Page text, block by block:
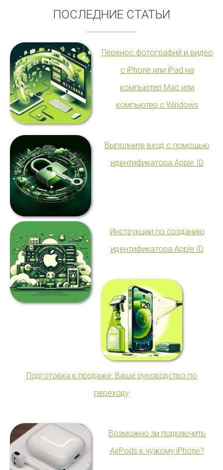
ПОСЛЕДНИЕ СТАТЬИ
Перенос фотографий и видео
с iPhone или iPad на
компьютер Mac или
компьютер с Windows
Выполните вход с помощью
идентификатора Apple ID
Инструкции по созданию
идентификатора Apple ID
Подготовка к продаже: Ваше руководство по
переходу
Возможно ли подключить
AirPods к чужому iPhone?